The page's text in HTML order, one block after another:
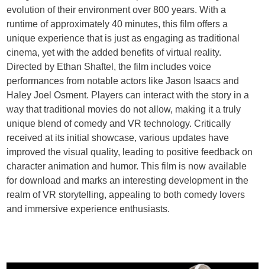
evolution of their environment over 800 years. With a
runtime of approximately 40 minutes, this film offers a
unique experience that is just as engaging as traditional
cinema, yet with the added benefits of virtual reality.
Directed by Ethan Shaftel, the film includes voice
performances from notable actors like Jason Isaacs and
Haley Joel Osment. Players can interact with the story in a
way that traditional movies do not allow, making it a truly
unique blend of comedy and VR technology. Critically
received at its initial showcase, various updates have
improved the visual quality, leading to positive feedback on
character animation and humor. This film is now available
for download and marks an interesting development in the
realm of VR storytelling, appealing to both comedy lovers
and immersive experience enthusiasts.